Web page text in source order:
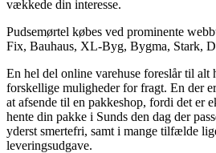
vækkede din interesse.
Pudsemørtel købes ved prominente
Fix, Bauhaus, XL-Byg, Bygma, Stark,
En hel del online varehuse foreslår til alt
forskellige muligheder for fragt. En der
at afsende til en pakkeshop, fordi det er
hente din pakke i Sunds den dag der
yderst smertefri, samt i mange tilfælde
leveringsudgave.